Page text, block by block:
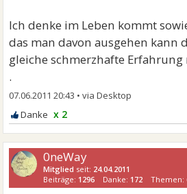
Ich denke im Leben kommt
das man davon ausgehen kann
gleiche schmerzhafte Erfahrung
.
07.06.2011 20:43 •
x 2
0neWay
Mitglied seit: 24.04.2011
Beiträge: 1296 Danke: 172 Themen: